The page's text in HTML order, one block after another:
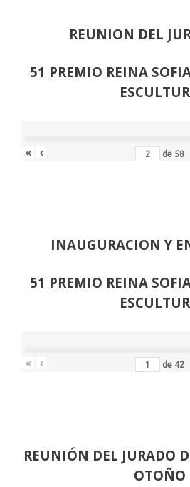
REUNION DEL
51 PREMIO REINA
« ‹ de 58
INAUGURACION Y
51 PREMIO REINA
« ‹ de 42
REUNIÓN DEL JURADO
OTOÑO